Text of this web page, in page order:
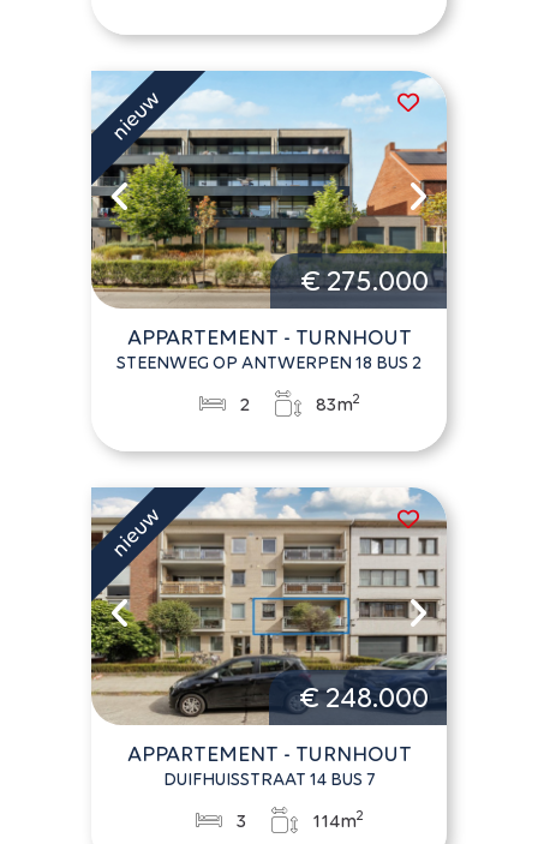
€ 275.000
APPARTEMENT - TURNHOUT
STEENWEG OP ANTWERPEN 18 BUS 2
2 83m2
€ 248.000
APPARTEMENT - TURNHOUT
DUIFHUISSTRAAT 14 BUS 7
3 114m2